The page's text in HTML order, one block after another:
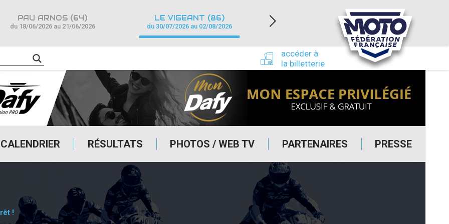
CALENDRIER RÉSULTATS PHOTOS / WEB TV PARTENAIRES PRESSE
accéder à
la billetterie
PAU ARNOS (64)
du 18/06/2026 au 21/06/2026
LE VIGEANT (86)
du 30/07/2026 au 02/08/2026
NEVERS MAGNY-COURS (58)
du 24/09/2026 au 27/09/2026
!